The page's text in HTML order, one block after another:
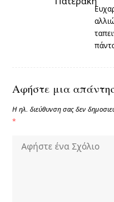
Αφήστε μια
Η ηλ. διεύθυνση σας δεν
*